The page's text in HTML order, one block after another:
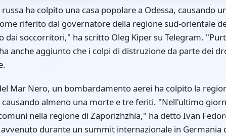
ha colpito una casa popolare a Odessa, causando
riferito dal governatore della regione sud-orientale
dai soccorritori," ha scritto Oleg Kiper su Telegram.
anche aggiunto che i colpi di distruzione da parte dei
Mar Nero, un bombardamento aerei ha colpito la
almeno una morte e tre feriti. "Nell'ultimo
nella regione di Zaporizhzhia," ha detto Ivan
avvenuto durante un summit internazionale in Germania